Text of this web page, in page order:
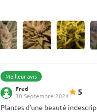
Meilleur avis
Fred
30 Septembre 2024
5
Plantes d'une beauté